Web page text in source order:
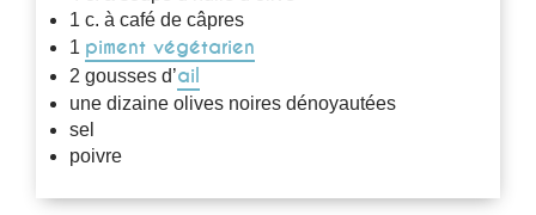
1 c. à café de câpres
1 piment végétarien
2 gousses d’ail
une dizaine olives noires dénoyautées
sel
poivre